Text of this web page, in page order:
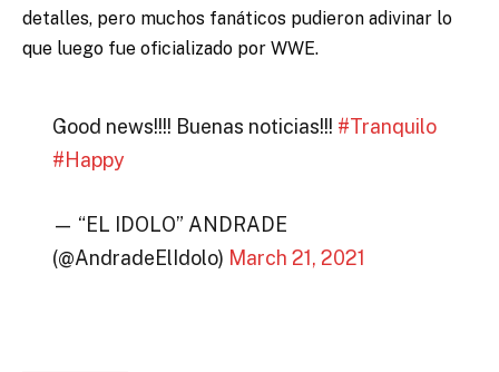
detalles, pero muchos fanáticos pudieron adivinar lo
que luego fue oficializado por WWE.
Good news!!!! Buenas noticias!!! #Tranquilo
#Happy
— “EL IDOLO” ANDRADE
(@AndradeElIdolo) March 21, 2021